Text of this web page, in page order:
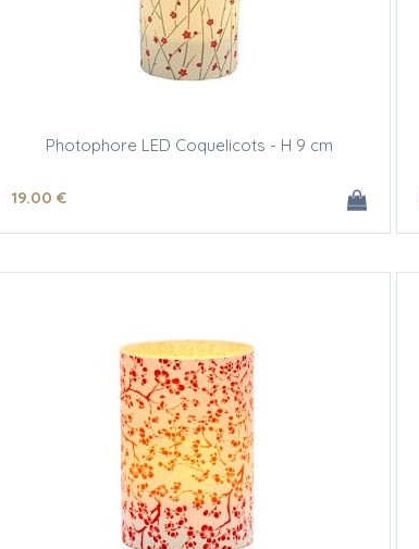
Photophore LED Coquelicots - H 9 cm
19.00 €